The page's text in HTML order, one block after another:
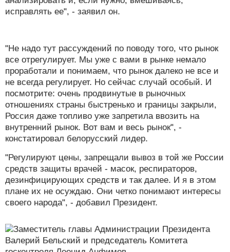
исправлять ее", - заявил он.
"Не надо тут рассуждений по поводу того, что рынок
все отрегулирует. Мы уже с вами в рынке немало
проработали и понимаем, что рынок далеко не все и
не всегда регулирует. Но сейчас случай особый. И
посмотрите: очень продвинутые в рыночных
отношениях страны быстренько и границы закрыли,
Россия даже топливо уже запретила ввозить на
внутренний рынок. Вот вам и весь рынок", -
констатировал белорусский лидер.
"Регулируют цены, запрещали вывоз в той же России
средств защиты врачей - масок, респираторов,
дезинфицирующих средств и так далее. И я в этом
плане их не осуждаю. Они четко понимают интересы
своего народа", - добавил Президент.